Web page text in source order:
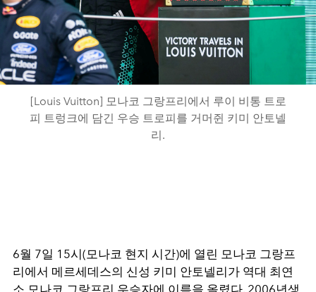
[Louis Vuitton] 모나코 그랑프리에서 루이 비통 트로
피 트렁크에 담긴 우승 트로피를 거머쥔 키미 안토넬
리.
6월 7일 15시(모나코 현지 시간)에 열린 모나코 그랑프
리에서 메르세데스의 신성 키미 안토넬리가 역대 최연
소 모나코 그랑프리 우승자에 이름을 올렸다. 2006년생